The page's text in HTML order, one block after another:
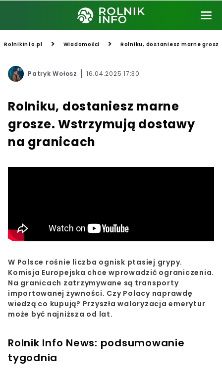
RolnikInfo.pl > Wiadomości > Rolniku, dostaniesz marne
Patryk Wołosz 16.04.2025 17:30
Rolniku, dostaniesz marne
grosze. Wstrzymują dostawy
na granicach
W Polsce rośnie liczba ognisk ptasiej grypy.
Komisja Europejska chce wprowadzić ograniczenia.
Na granicach zatrzymywane są transporty
importowanej żywności. Czy Polacy naprawdę
wiedzą co kupują? Przyszła waloryzacja emerytur
może być najniższa od lat.
Rolnik Info News: podsumowanie
tygodnia